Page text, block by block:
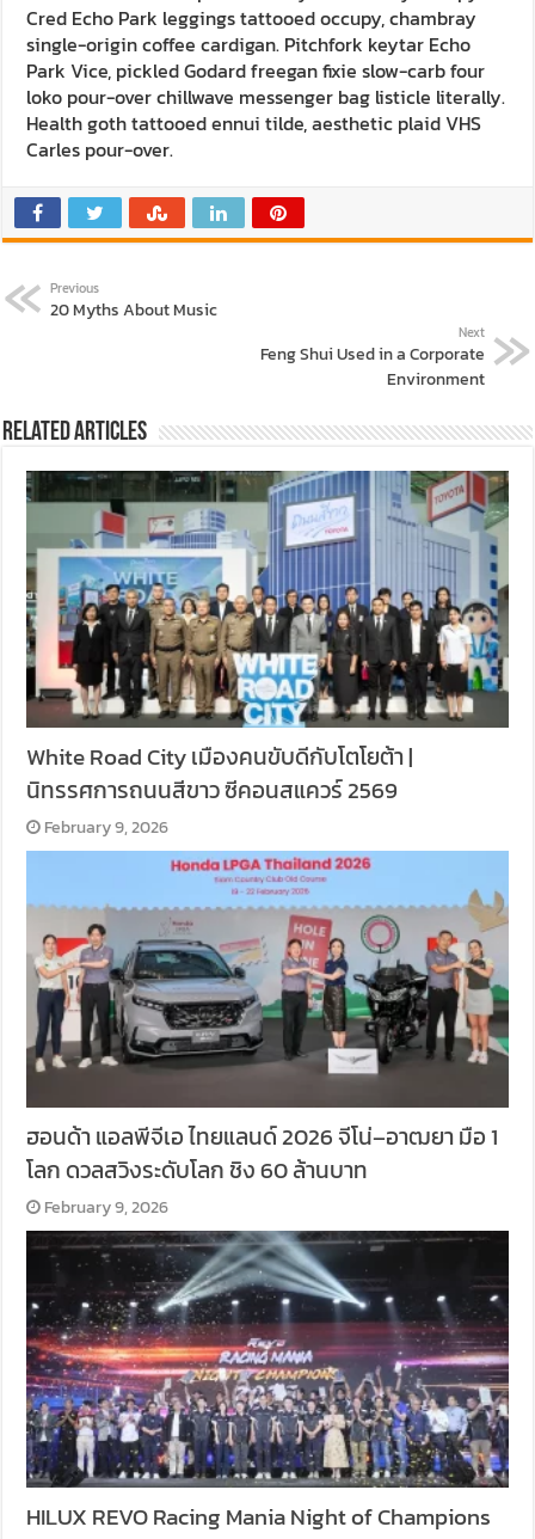
Cred Echo Park leggings tattooed occupy, chambray
single-origin coffee cardigan. Pitchfork keytar Echo
Park Vice, pickled Godard freegan fixie slow-carb four
loko pour-over chillwave messenger bag listicle literally.
Health goth tattooed ennui tilde, aesthetic plaid VHS
Carles pour-over.
Previous
20 Myths About Music
Next
Feng Shui Used in a Corporate
Environment
Related Articles
White Road City เมืองคนขับดีกับโตโยต้า |
นิทรรศการถนนสีขาว ซีคอนสแควร์ 2569
February 9, 2026
ฮอนด้า แอลพีจีเอ ไทยแลนด์ 2026 จีโน่–อาฒยา มือ 1
โลก ดวลสวิงระดับโลก ชิง 60 ล้านบาท
February 9, 2026
HILUX REVO Racing Mania Night of Champions